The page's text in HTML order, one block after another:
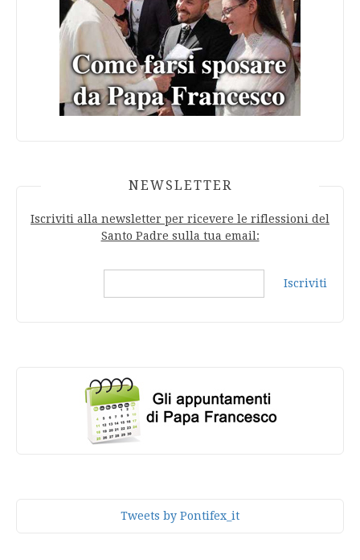
NEWSLETTER
Iscriviti alla newsletter per ricevere le riflessioni del
Santo Padre sulla tua email:
Iscriviti
Tweets by Pontifex_it